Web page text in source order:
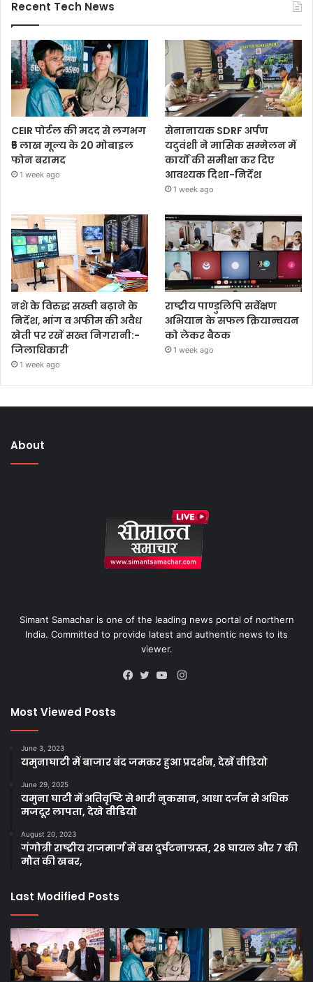
Recent Tech News
CEIR पोर्टल की मदद से लगभग
₹5 लाख मूल्य के 20 मोबाइल
फोन बरामद
1 week ago
सेनानायक SDRF अर्पण
यदुवंशी ने मासिक सम्मेलन में
कार्यों की समीक्षा कर दिए
आवश्यक दिशा-निर्देश
1 week ago
नशे के विरुद्ध सख्ती बढ़ाने के
निर्देश, भांग व अफीम की अवैध
खेती पर रखें सख्त निगरानी:-
जिलाधिकारी
1 week ago
राष्ट्रीय पाण्डुलिपि सर्वेक्षण
अभियान के सफल क्रियान्वयन
को लेकर बैठक
1 week ago
About
Simant Samachar is one of the leading news portal of northern
India. Committed to provide latest and authentic news to its
viewer.
Instagram
Most Viewed Posts
June 3, 2023
यमुनाघाटी में बाजार बंद जमकर हुआ प्रदर्शन, देखें वीडियो
June 29, 2025
यमुना घाटी में अतिवृष्टि से भारी नुकसान, आधा दर्जन से अधिक
मजदूर लापता, देखे वीडियो
August 20, 2023
गंगोत्री राष्ट्रीय राजमार्ग में बस दुर्घटनाग्रस्त, 28 घायल और 7 की
मौत की खबर,
Last Modified Posts